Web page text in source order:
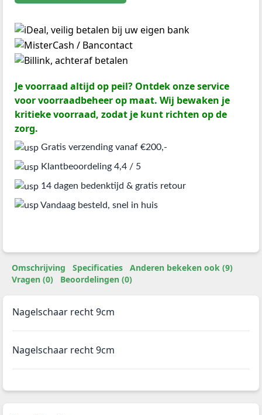
Je voorraad altijd op peil? Ontdek onze service
voor voorraadbeheer op maat. Wij bewaken je
kritieke voorraad, zodat je kunt richten op de
zorg.
Gratis verzending vanaf €200,-
Klantbeoordeling 4,4 / 5
14 dagen bedenktijd & gratis retour
Vandaag besteld, snel in huis
Omschrijving Specificaties
Anderen bekeken ook (9)
Vragen (0)
Beoordelingen (0)
Nagelschaar recht 9cm
Nagelschaar recht 9cm